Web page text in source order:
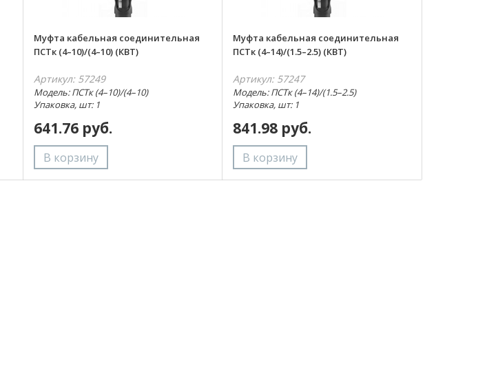
Муфта кабельная соединительная
ПСТк (4–10)/(4–10) (КВТ)
Артикул: 57249
Модель: ПСТк (4–10)/(4–10)
Упаковка, шт: 1
641.76 руб.
Муфта кабельная соединительная
ПСТк (4–14)/(1.5–2.5) (КВТ)
Артикул: 57247
Модель: ПСТк (4–14)/(1.5–2.5)
Упаковка, шт: 1
841.98 руб.